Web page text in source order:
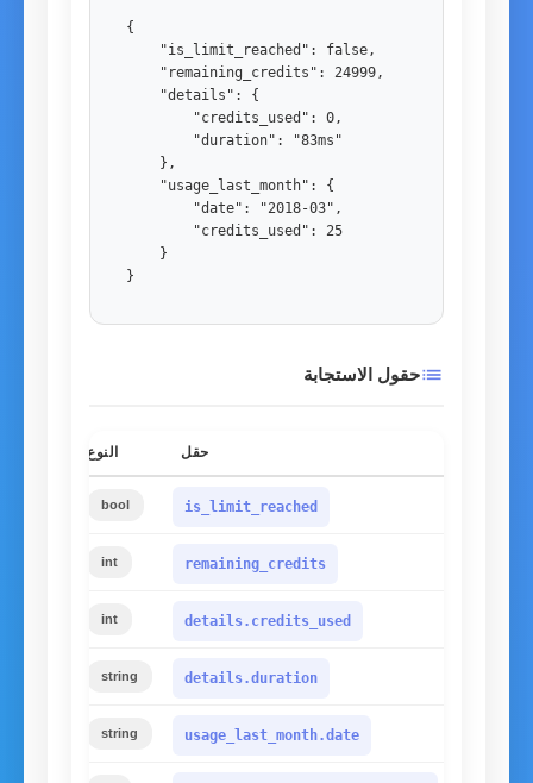
{
    "is_limit_reached": false,
    "remaining_credits": 24999,
    "details": {
        "credits_used": 0,
        "duration": "83ms"
    },
    "usage_last_month": {
        "date": "2018-03",
        "credits_used": 25
    }
}
listحقول الاستجابة
حقل النوع
is_limit_reached
bool
remaining_credits
int
details.credits_used
int
details.duration
string
usage_last_month.date
string